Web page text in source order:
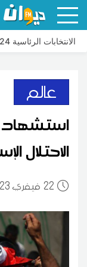
الانتخابات الرئاسية 2024
عالم
الاحتلال
22 15:36 2023 فيفري